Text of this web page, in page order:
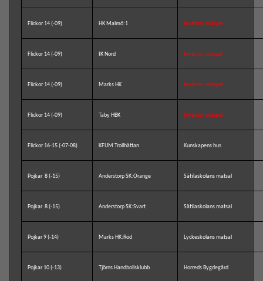
Flickor 14 (-09) HK Malmö:1 Inväntar slutspel
Flickor 14 (-09) IK Nord Inväntar slutspel
Flickor 14 (-09) Marks HK Inväntar slutspel
Flickor 14 (-09) Täby HBK Inväntar slutspel
Flickor 16-15 (-07-08) KFUM Trollhättan Kunskapens hus
Pojkar 8 (-15) Anderstorp SK:Orange Sätilaskolans matsal
Pojkar 8 (-15) Anderstorp SK:Svart Sätilaskolans matsal
Pojkar 9 (-14) Marks HK:Röd Lyckeskolans matsal
Pojkar 10 (-13) Tjörns Handbollsklubb Horreds Bygdegård